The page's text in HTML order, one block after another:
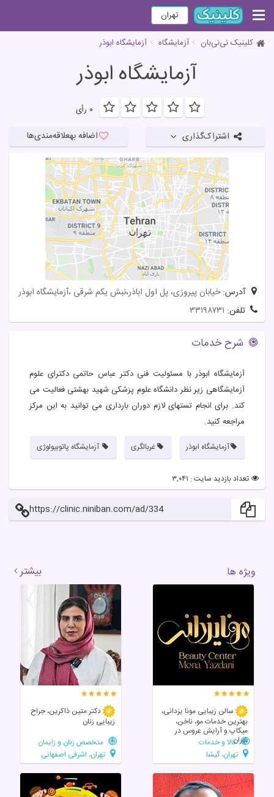
تهران
کلینیک نی‌نی‌بان آزمایشگاه آزمایشگاه ابوذر
آزمایشگاه ابوذر
۰ رأی
اشتراک‌گذاری اضافه بهعلاقه‌مندی‌ها
آدرس:خیابان پیروزی، پل اول اباذر،نبش یکم شرقی ،آزمایشگاه ابوذر
تلفن: ۳۳۱۹۸۷۳۱
شرح خدمات
آزمایشگاه ابوذر با مسئولیت فنی دکتر عباس حاتمی دکترای علوم
آزمایشگاهی زیر نظر دانشگاه علوم پزشکی شهید بهشتی فعالیت می
کند. برای انجام تستهای لازم دوران بارداری می توانید به این مرکز
مراجعه کنید.
آزمایشگاه ابوذر غربالگری آزمایشگاه پاتوبیولوژی
تعداد بازدید سایت : ۳,۰۴۱
https://clinic.niniban.com/ad/334
ویژه ها بیشتر
سالن زیبایی مونا یزدانی،
بهترین خدمات مو، ناخن،
میکاپ و آرایش عروس در
تهرانکالا و خدمات
تهران، گیشا
دکتر متین ذاکرین، جراح
زیبایی زنان
متخصص زنان و زایمان
تهران، اشرفی اصفهانی